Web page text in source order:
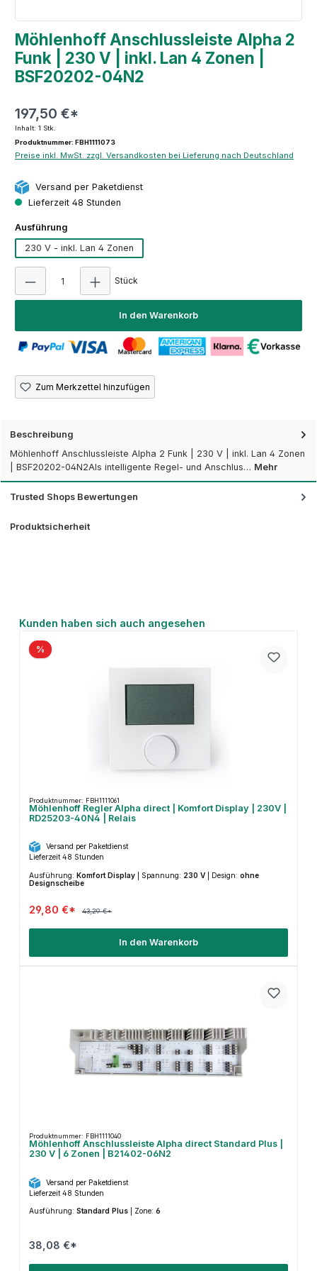
Möhlenhoff Anschlussleiste Alpha 2
Funk | 230 V | inkl. Lan 4 Zonen |
BSF20202-04N2
197,50 €*
Inhalt: 1 Stk.
Produktnummer: FBH1111073
Preise inkl. MwSt. zzgl. Versandkosten bei Lieferung nach Deutschland
Versand per Paketdienst
Lieferzeit 48 Stunden
Ausführung
230 V - inkl. Lan 4 Zonen
Stück
In den Warenkorb
Zum Merkzettel hinzufügen
Beschreibung
Möhlenhoff Anschlussleiste Alpha 2 Funk | 230 V | inkl. Lan 4 Zonen
| BSF20202-04N2Als intelligente Regel- und Anschlus… Mehr
Trusted Shops Bewertungen
Produktsicherheit
Produktgalerie überspringen
Kunden haben sich auch angesehen
%
Produktnummer: FBH1111061
Möhlenhoff Regler Alpha direct | Komfort Display | 230V |
RD25203-40N4 | Relais
Versand per Paketdienst
Lieferzeit 48 Stunden
Ausführung: Komfort Display Spannung: 230 V Design: ohne
Designscheibe
29,80 €* 43,29 €*
In den Warenkorb
Produktnummer: FBH1111040
Möhlenhoff Anschlussleiste Alpha direct Standard Plus |
230 V | 6 Zonen | B21402-06N2
Versand per Paketdienst
Lieferzeit 48 Stunden
Ausführung: Standard Plus Zone: 6
38,08 €*